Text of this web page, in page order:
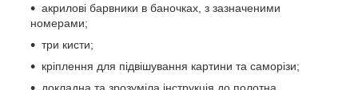
акрилові барвники в баночках, з зазначеними
номерами;
три кисти;
кріплення для підвішування картини та саморізи;
докладна та зрозуміла інструкція до полотна.